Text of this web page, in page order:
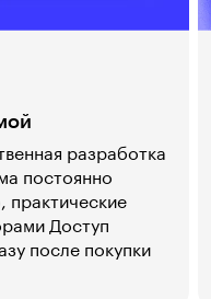
разработка
постоянно
практические
Доступ
после покупки